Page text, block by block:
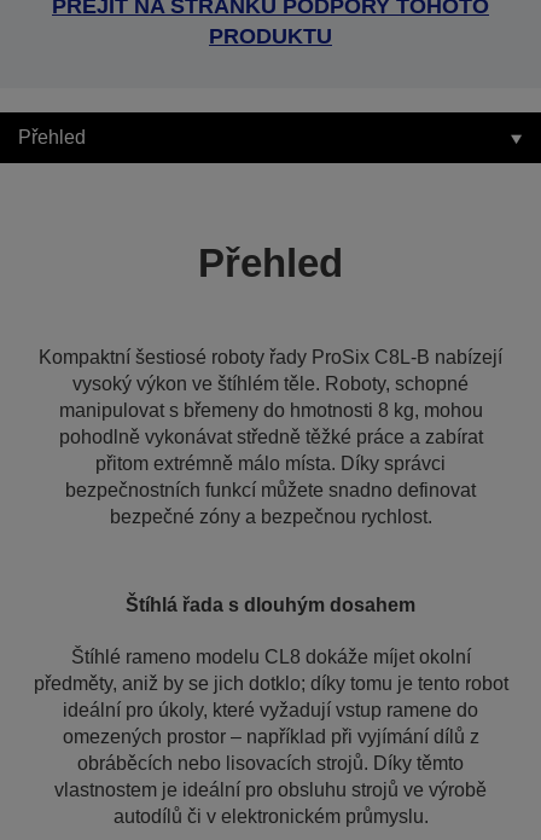
PŘEJÍT NA STRÁNKU PODPORY TOHOTO
PRODUKTU
Přehled
Přehled
Kompaktní šestiosé roboty řady ProSix C8L-B nabízejí
vysoký výkon ve štíhlém těle. Roboty, schopné
manipulovat s břemeny do hmotnosti 8 kg, mohou
pohodlně vykonávat středně těžké práce a zabírat
přitom extrémně málo místa. Díky správci
bezpečnostních funkcí můžete snadno definovat
bezpečné zóny a bezpečnou rychlost.
Štíhlá řada s dlouhým dosahem
Štíhlé rameno modelu CL8 dokáže míjet okolní
předměty, aniž by se jich dotklo; díky tomu je tento robot
ideální pro úkoly, které vyžadují vstup ramene do
omezených prostor – například při vyjímání dílů z
obráběcích nebo lisovacích strojů. Díky těmto
vlastnostem je ideální pro obsluhu strojů ve výrobě
autodílů či v elektronickém průmyslu.